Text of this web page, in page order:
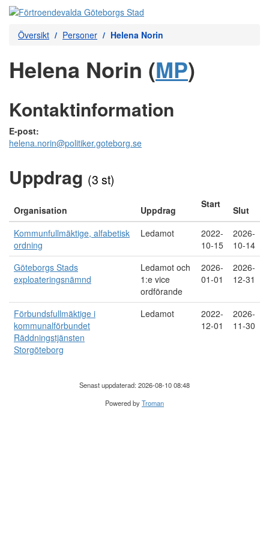
Översikt Personer Helena Norin
Helena Norin (MP)
Kontaktinformation
E-post:
helena.norin@politiker.goteborg.se
Uppdrag (3 st)
Organisation Uppdrag
Start
Slut
Kommunfullmäktige, alfabetisk
ordning
Ledamot
2022-
10-15
2026-
10-14
Göteborgs Stads
exploateringsnämnd
Ledamot och
1:e vice
ordförande
2026-
01-01
2026-
12-31
Förbundsfullmäktige i
kommunalförbundet
Räddningstjänsten
Storgöteborg
Ledamot
2022-
12-01
2026-
11-30
Senast uppdaterad: 2026-08-10 08:48
Powered byTroman